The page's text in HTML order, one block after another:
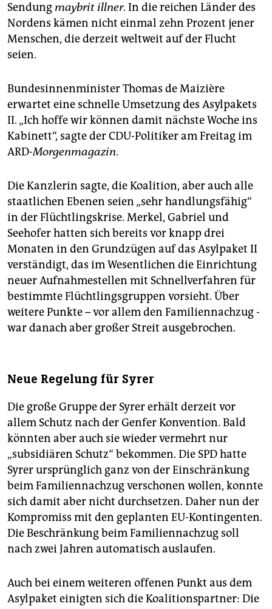
Sendung maybrit illner. In die reichen Länder des
Nordens kämen nicht einmal zehn Prozent jener
Menschen, die derzeit weltweit auf der Flucht
seien.
Bundesinnenminister Thomas de Maizière
erwartet eine schnelle Umsetzung des Asylpakets
II. „Ich hoffe wir können damit nächste Woche ins
Kabinett“, sagte der CDU-Politiker am Freitag im
ARD-Morgenmagazin.
Die Kanzlerin sagte, die Koalition, aber auch alle
staatlichen Ebenen seien „sehr handlungsfähig“
in der Flüchtlingskrise. Merkel, Gabriel und
Seehofer hatten sich bereits vor knapp drei
Monaten in den Grundzügen auf das Asylpaket II
verständigt, das im Wesentlichen die Einrichtung
neuer Aufnahmestellen mit Schnellverfahren für
bestimmte Flüchtlingsgruppen vorsieht. Über
weitere Punkte – vor allem den Familiennachzug -
war danach aber großer Streit ausgebrochen.
Neue Regelung für Syrer
Die große Gruppe der Syrer erhält derzeit vor
allem Schutz nach der Genfer Konvention. Bald
könnten aber auch sie wieder vermehrt nur
„subsidiären Schutz“ bekommen. Die SPD hatte
Syrer ursprünglich ganz von der Einschränkung
beim Familiennachzug verschonen wollen, konnte
sich damit aber nicht durchsetzen. Daher nun der
Kompromiss mit den geplanten EU-Kontingenten.
Die Beschränkung beim Familiennachzug soll
nach zwei Jahren automatisch auslaufen.
Auch bei einem weiteren offenen Punkt aus dem
Asylpaket einigten sich die Koalitionspartner: Die